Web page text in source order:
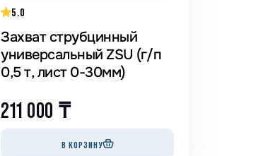
5.0
Захват струбцинный
универсальный ZSU (г/п
0,5 т, лист 0-30мм)
211 000 ₸
В КОРЗИНУ